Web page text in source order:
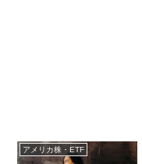
アメリカ株・ETF